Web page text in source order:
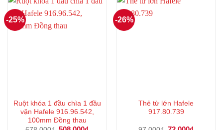
-25%
Ruột khóa 1 đầu chìa 1 đầu
vặn Hafele 916.96.542,
100mm Đồng thau
-26%
Thẻ từ lớn Hafele
917.80.739